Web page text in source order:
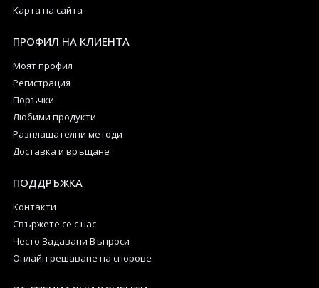
Карта на сайта
ПРОФИЛ НА КЛИЕНТА
Моят профил
Регистрация
Поръчки
Любими продукти
Разплащателни методи
Доставка и връщане
ПОДДРЪЖКА
Контакти
Свържете се с нас
Често Задавани Въпроси
Онлайн решаване на спорове